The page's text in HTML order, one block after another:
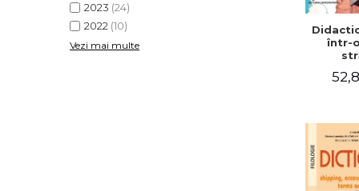
2023 (24)
2022 (10)
Vezi mai multe
într-